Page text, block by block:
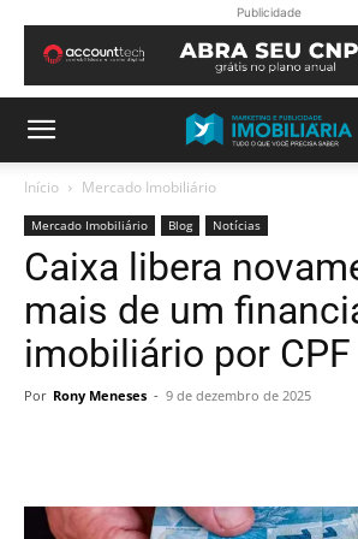
Publicidade
Início Mercado Imobiliário
Mercado Imobiliário Blog Notícias
Caixa libera
mais de um
imobiliário por CPF
Por Rony Meneses - 9 de dezembro de 2025